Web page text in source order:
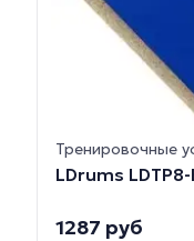
Тренировочные
LDrums
1287 руб